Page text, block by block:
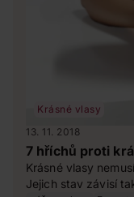
Krásné vlasy
13. 11. 2018
7 hříchů proti
Krásné vlasy
Jejich stav závisí